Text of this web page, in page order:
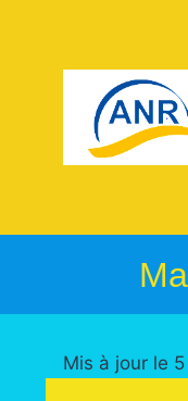
contenu
Mis à jour le